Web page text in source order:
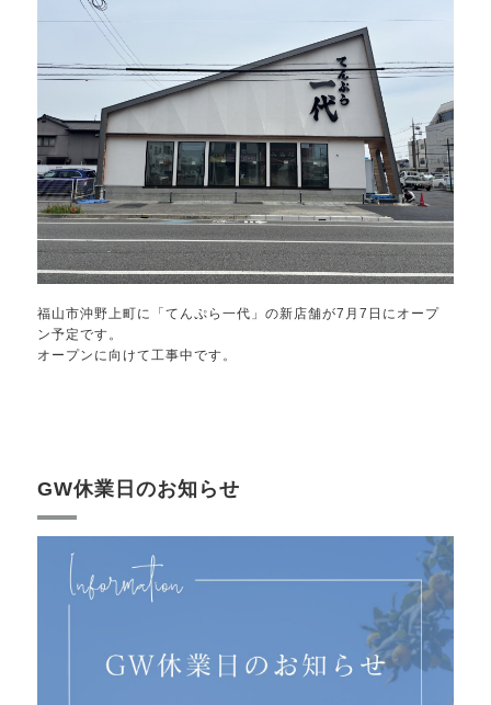
福山市沖野上町に「てんぷら一代」の新店舗が7月7日にオープ
ン予定です。
オープンに向けて工事中です。
GW休業日のお知らせ